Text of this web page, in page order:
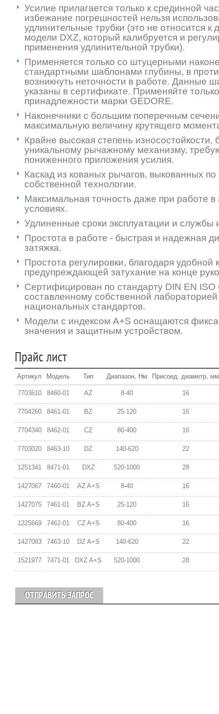
Усилие прилагается только к срединной
избежание погрешностей нельзя
удлинительные трубки (это не относится к
модели DXZ, который калибруется и
применения удлинительной трубки).
Применяется только со штуцерными
стандартными шаблонами глубины, в
возникнуть неточности в работе. Данные
указаны в сертификате. Применяйте
принадлежности марки GEDORE.
Наконечники с большим поперечным
максимальную величину крутящего
Крайне высокая степень износостойкости,
уникальному рычажному механизму,
пониженного приложения усилия.
Каскад из кованых рычагов, выкованных
собственной технологии.
Максимальная точность даже при работе в
условиях.
Удлиненные сроки эксплуатации и службы
Простота в работе - быстрая и надежная
затяжка.
Простота регулировки, благодаря удобной
предупреждающей затухание на конце
Сертифицирован по стандарту DIN EN ISO
составленному собственной
национальных стандартов.
Модели с индексом A+S оснащаются
значения и защитным устройством.
Прайс лист
Артикул Модель Тип Диапазон, Нм Присоед. диаметр, мм
7703610 8460-01 AZ 8-40 16
7704260 8461-01 BZ 25-120 16
7704340 8462-01 CZ 80-400 16
7703020 8463-10 DZ 140-620 22
1251341 8471-01 DXZ 520-1000 28
1427067 7460-01 AZ A+S 8-40 16
1427075 7461-01 BZ A+S 25-120 16
1225669 7462-01 CZ A+S 80-400 16
1427083 7463-10 DZ A+S 140-620 22
1521977 7471-01 DXZ A+S 520-1000 28
ОТПРАВИТЬ ЗАПРОС